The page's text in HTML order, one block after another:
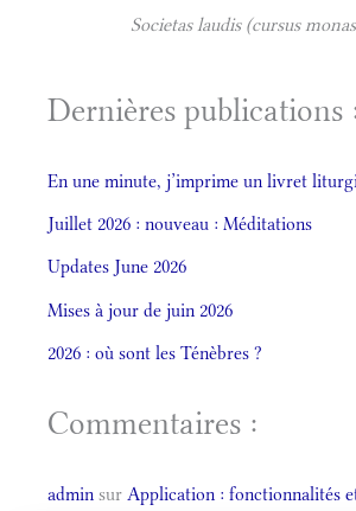
Societas laudis (cursus
Dernières publications
En une minute, j’imprime un livret
Juillet 2026 : nouveau : Méditations
Updates June 2026
Mises à jour de juin 2026
2026 : où sont les Ténèbres ?
Commentaires :
admin sur Application : fonctionnalités